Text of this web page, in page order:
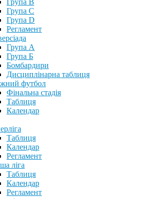
Група B
Група С
Група D
Регламент
Група А
Група Б
Бомбардири
Дисциплінарна таблиця
футбол
Фінальна стадія
Таблиця
Календар
Таблиця
Календар
Регламент
ліга
Таблиця
Календар
Регламент